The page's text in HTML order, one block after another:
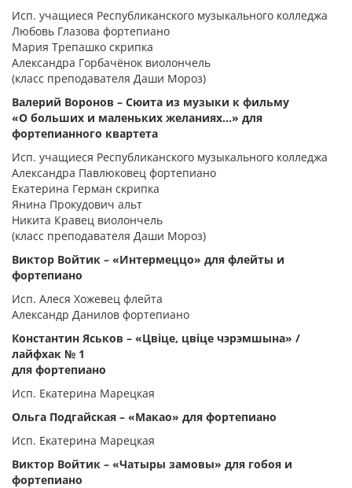
Исп. учащиеся Республиканского музыкального колледжа
Любовь Глазова фортепиано
Мария Трепашко скрипка
Александра Горбачёнок виолончель
(класс преподавателя Даши Мороз)
Валерий Воронов – Сюита из музыки к фильму
«О больших и маленьких желаниях...» для
фортепианного квартета
Исп. учащиеся Республиканского музыкального колледжа
Александра Павлюковец фортепиано
Екатерина Герман скрипка
Янина Прокудович альт
Никита Кравец виолончель
(класс преподавателя Даши Мороз)
Виктор Войтик – «Интермеццо» для флейты и
фортепиано
Исп. Алеся Хожевец флейта
Александр Данилов фортепиано
Константин Яськов – «Цвіце, цвіце чэрэмшына» /
лайфхак № 1
для фортепиано
Исп. Екатерина Марецкая
Ольга Подгайская – «Макао» для фортепиано
Исп. Екатерина Марецкая
Виктор Войтик – «Чатыры замовы» для гобоя и
фортепиано